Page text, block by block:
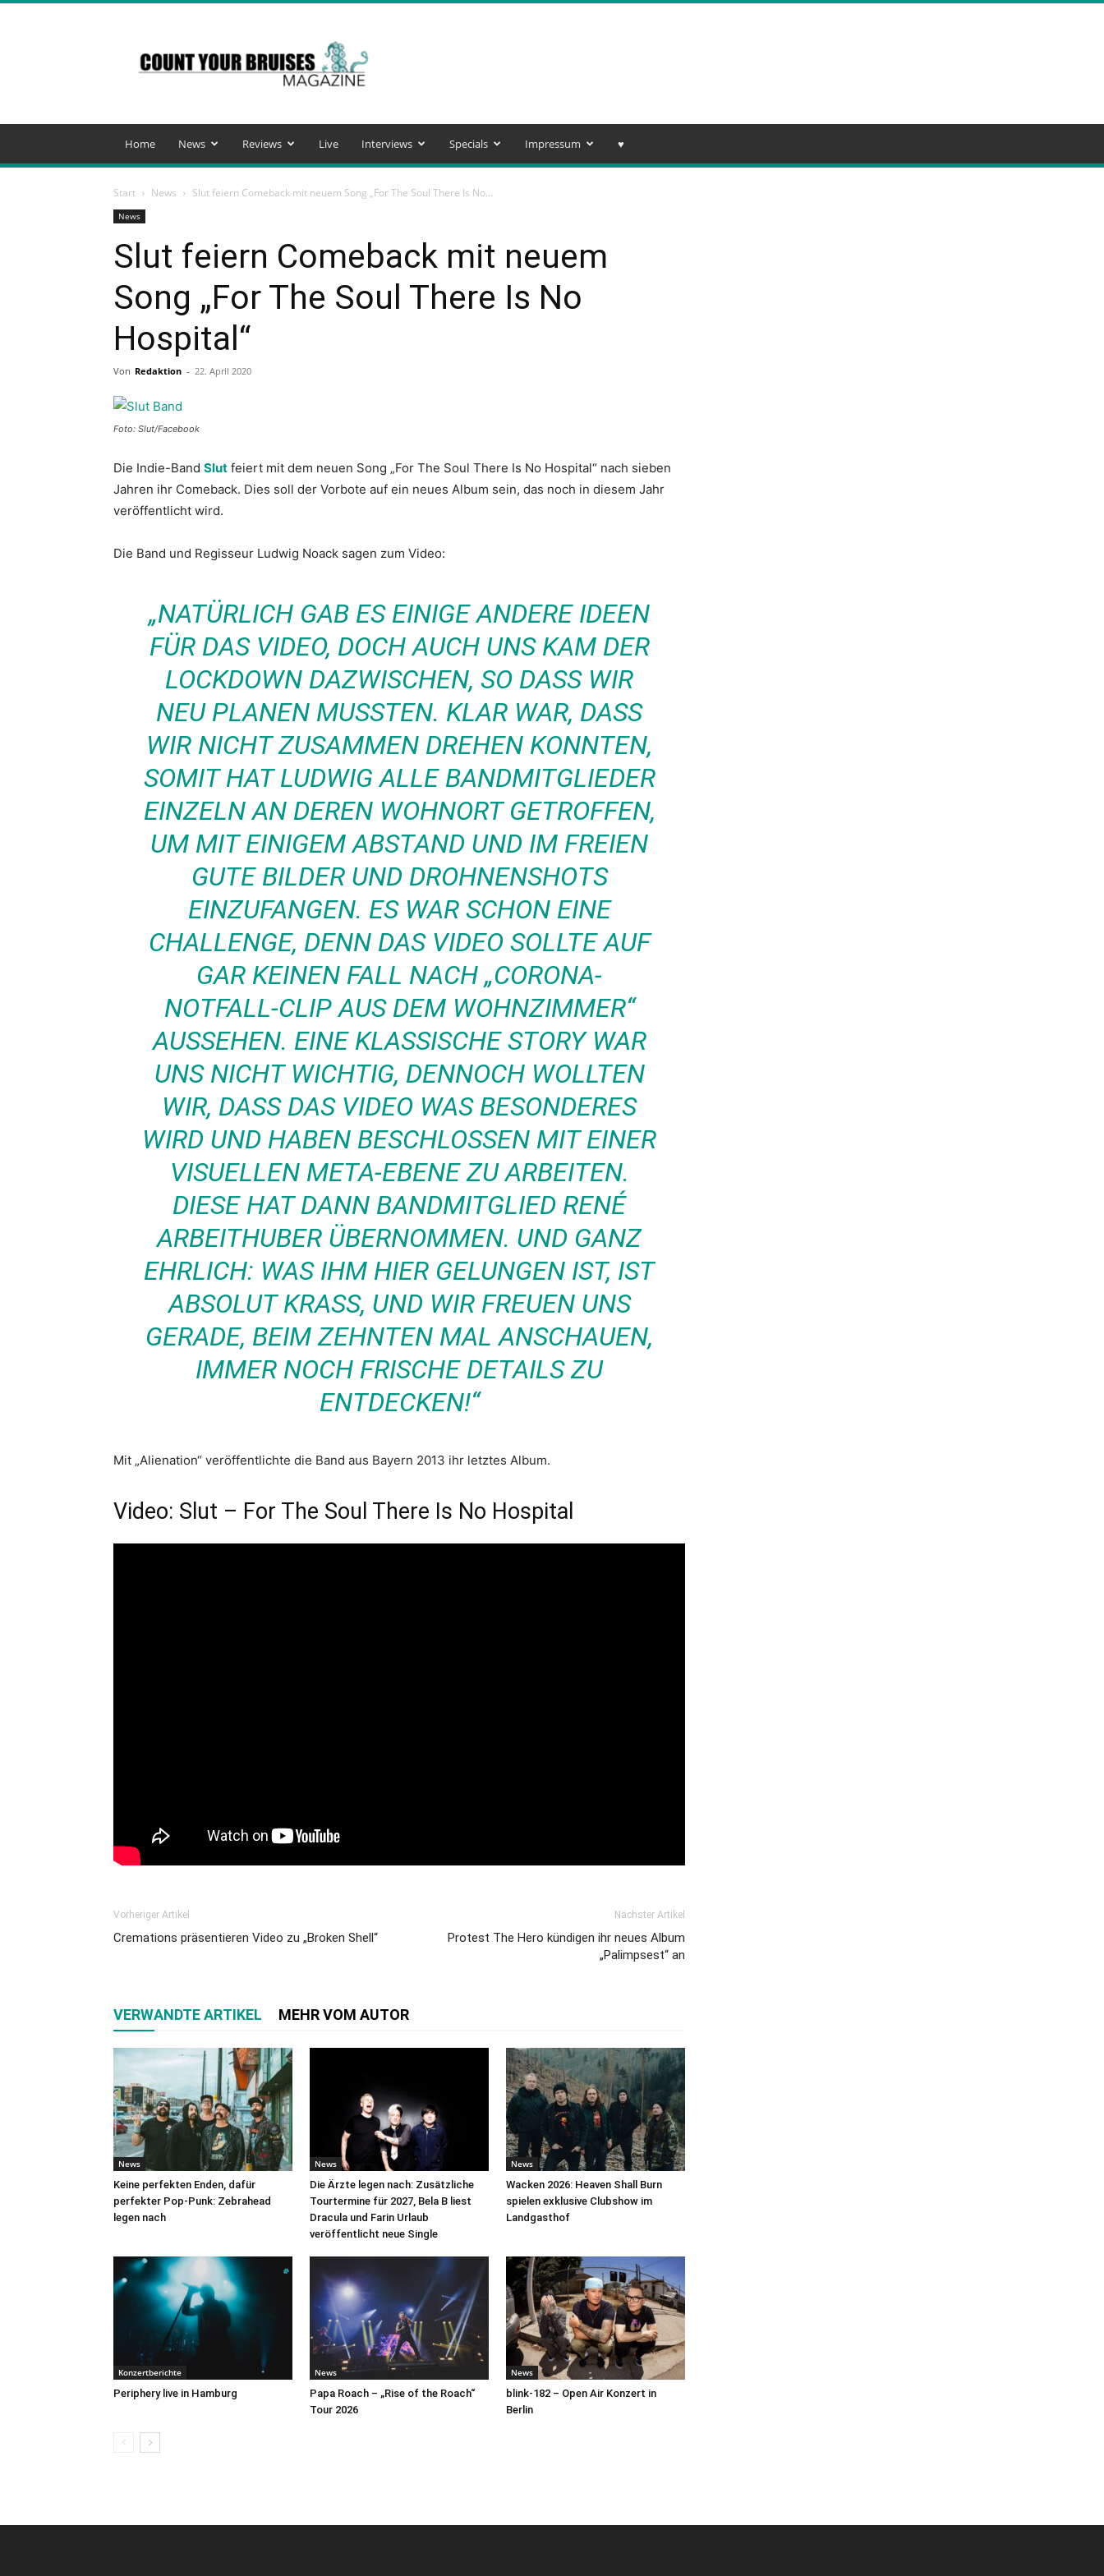
Your
Bruises
Magazine
Home News Reviews Live Interviews Specials Impressum ♥️
Start News Slut feiern Comeback mit neuem Song „For The Soul There Is No...
News
Slut feiern Comeback mit neuem
Song „For The Soul There Is No
Hospital“
Von Redaktion - 22. April 2020
Foto: Slut/Facebook
Die Indie-Band Slut feiert mit dem neuen Song „For The Soul There Is No Hospital“ nach sieben
Jahren ihr Comeback. Dies soll der Vorbote auf ein neues Album sein, das noch in diesem Jahr
veröffentlicht wird.
Die Band und Regisseur Ludwig Noack sagen zum Video:
„NATÜRLICH GAB ES EINIGE ANDERE IDEEN
FÜR DAS VIDEO, DOCH AUCH UNS KAM DER
LOCKDOWN DAZWISCHEN, SO DASS WIR
NEU PLANEN MUSSTEN. KLAR WAR, DASS
WIR NICHT ZUSAMMEN DREHEN KONNTEN,
SOMIT HAT LUDWIG ALLE BANDMITGLIEDER
EINZELN AN DEREN WOHNORT GETROFFEN,
UM MIT EINIGEM ABSTAND UND IM FREIEN
GUTE BILDER UND DROHNENSHOTS
EINZUFANGEN. ES WAR SCHON EINE
CHALLENGE, DENN DAS VIDEO SOLLTE AUF
GAR KEINEN FALL NACH „CORONA-
NOTFALL-CLIP AUS DEM WOHNZIMMER“
AUSSEHEN. EINE KLASSISCHE STORY WAR
UNS NICHT WICHTIG, DENNOCH WOLLTEN
WIR, DASS DAS VIDEO WAS BESONDERES
WIRD UND HABEN BESCHLOSSEN MIT EINER
VISUELLEN META-EBENE ZU ARBEITEN.
DIESE HAT DANN BANDMITGLIED RENÉ
ARBEITHUBER ÜBERNOMMEN. UND GANZ
EHRLICH: WAS IHM HIER GELUNGEN IST, IST
ABSOLUT KRASS, UND WIR FREUEN UNS
GERADE, BEIM ZEHNTEN MAL ANSCHAUEN,
IMMER NOCH FRISCHE DETAILS ZU
ENTDECKEN!“
Mit „Alienation“ veröffentlichte die Band aus Bayern 2013 ihr letztes Album.
Video: Slut – For The Soul There Is No Hospital
Vorheriger Artikel
Cremations präsentieren Video zu „Broken Shell“
Nächster Artikel
Protest The Hero kündigen ihr neues Album
„Palimpsest“ an
VERWANDTE ARTIKEL MEHR VOM AUTOR
News
Keine perfekten Enden, dafür
perfekter Pop-Punk: Zebrahead
legen nach
News
Die Ärzte legen nach: Zusätzliche
Tourtermine für 2027, Bela B liest
Dracula und Farin Urlaub
veröffentlicht neue Single
News
Wacken 2026: Heaven Shall Burn
spielen exklusive Clubshow im
Landgasthof
Konzertberichte
Periphery live in Hamburg
News
Papa Roach – „Rise of the Roach“
Tour 2026
News
blink-182 – Open Air Konzert in
Berlin